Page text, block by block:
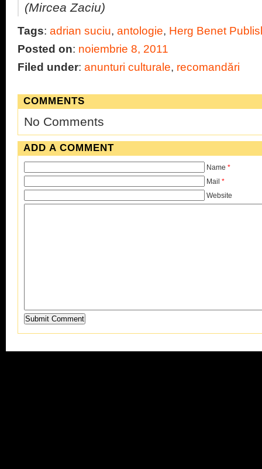
(Mircea Zaciu)
Tags: adrian suciu, antologie, Herg Benet
Posted on: noiembrie 8, 2011
Filed under: anunturi culturale, recomandări
COMMENTS
No Comments
ADD A COMMENT
Name *
Mail *
Website
Submit Comment